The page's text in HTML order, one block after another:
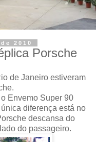
2010
Porsche
de Janeiro estiveram
Envemo Super 90
diferença está no
descansa do
do passageiro.